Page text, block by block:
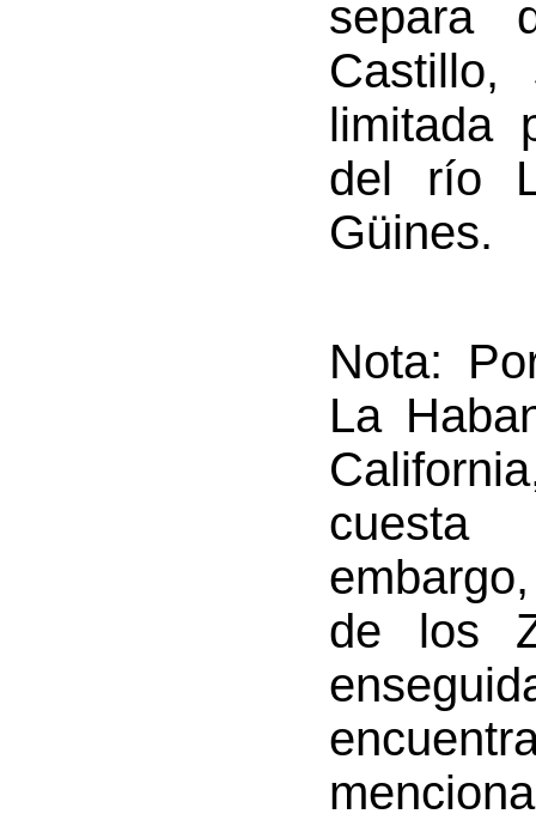
limitada
del río
Güines.
Nota:
La
cuesta
de los